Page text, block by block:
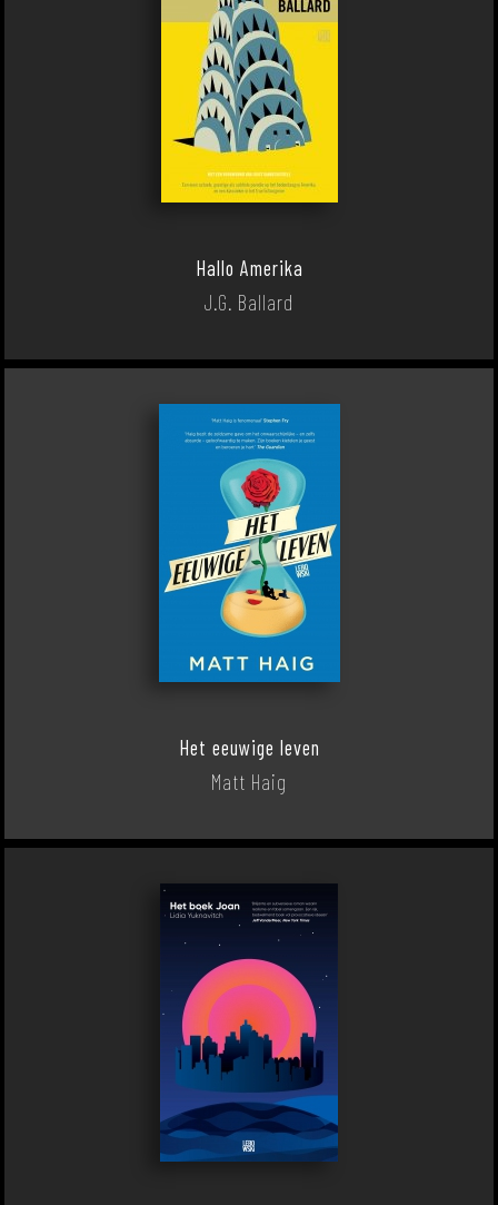
Hallo Amerika
J.G. Ballard
Het eeuwige leven
Matt Haig